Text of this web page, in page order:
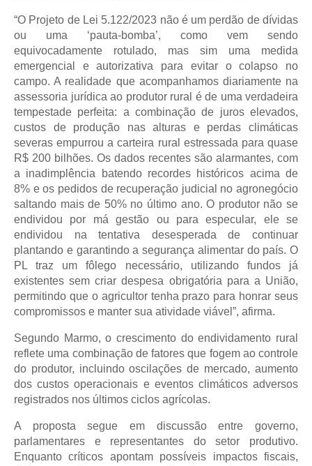
“O Projeto de Lei 5.122/2023 não é um perdão de dívidas
ou uma ‘pauta-bomba’, como vem sendo
equivocadamente rotulado, mas sim uma medida
emergencial e autorizativa para evitar o colapso no
campo. A realidade que acompanhamos diariamente na
assessoria jurídica ao produtor rural é de uma verdadeira
tempestade perfeita: a combinação de juros elevados,
custos de produção nas alturas e perdas climáticas
severas empurrou a carteira rural estressada para quase
R$ 200 bilhões. Os dados recentes são alarmantes, com
a inadimplência batendo recordes históricos acima de
8% e os pedidos de recuperação judicial no agronegócio
saltando mais de 50% no último ano. O produtor não se
endividou por má gestão ou para especular, ele se
endividou na tentativa desesperada de continuar
plantando e garantindo a segurança alimentar do país. O
PL traz um fôlego necessário, utilizando fundos já
existentes sem criar despesa obrigatória para a União,
permitindo que o agricultor tenha prazo para honrar seus
compromissos e manter sua atividade viável”, afirma.
Segundo Marmo, o crescimento do endividamento rural
reflete uma combinação de fatores que fogem ao controle
do produtor, incluindo oscilações de mercado, aumento
dos custos operacionais e eventos climáticos adversos
registrados nos últimos ciclos agrícolas.
A proposta segue em discussão entre governo,
parlamentares e representantes do setor produtivo.
Enquanto críticos apontam possíveis impactos fiscais,